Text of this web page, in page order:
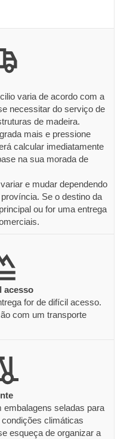
varia de acordo com a
necessitar do serviço de
de madeira.
mais e pressione
calcular imediatamente
na sua morada de
e mudar dependendo
Se o destino da
ou for uma entrega
acesso
for de difícil acesso.
com um transporte
embalagens seladas para
climáticas
esqueça de organizar a